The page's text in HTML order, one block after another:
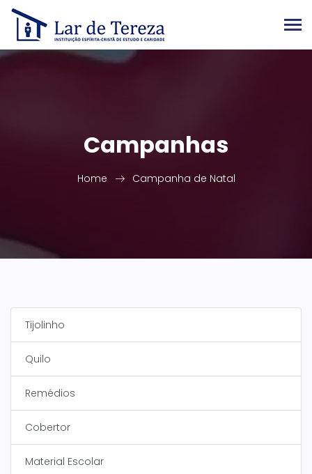
Campanhas
Home Campanha de Natal
Tijolinho
Quilo
Remédios
Cobertor
Material Escolar